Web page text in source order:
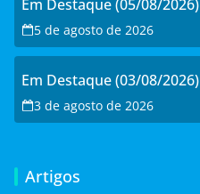
Em Destaque (05/08/2026)
5 de agosto de 2026
Em Destaque (03/08/2026)
3 de agosto de 2026
Artigos